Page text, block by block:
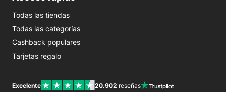
Todas las tiendas
Todas las categorías
Cashback populares
Tarjetas regalo
Excelente 20.902 reseñas